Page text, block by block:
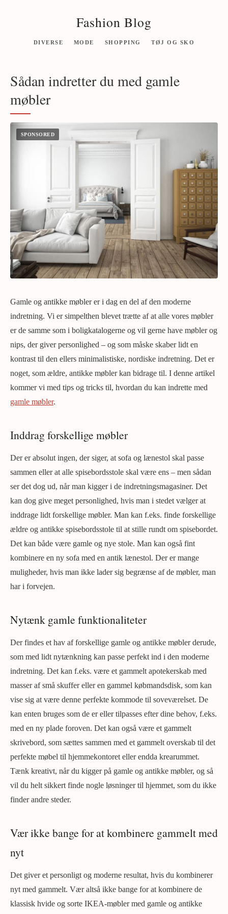
Fashion Blog
DIVERSE MODE SHOPPING TØJ OG SKO
Sådan indretter du med gamle
møbler
Gamle og antikke møbler er i dag en del af den moderne
indretning. Vi er simpelthen blevet trætte af at alle vores møbler
er de samme som i boligkatalogerne og vil gerne have møbler og
nips, der giver personlighed – og som måske skaber lidt en
kontrast til den ellers minimalistiske, nordiske indretning. Det er
noget, som ældre, antikke møbler kan bidrage til. I denne artikel
kommer vi med tips og tricks til, hvordan du kan indrette med
gamle møbler.
Inddrag forskellige møbler
Der er absolut ingen, der siger, at sofa og lænestol skal passe
sammen eller at alle spisebordsstole skal være ens – men sådan
ser det dog ud, når man kigger i de indretningsmagasiner. Det
kan dog give meget personlighed, hvis man i stedet vælger at
inddrage lidt forskellige møbler. Man kan f.eks. finde forskellige
ældre og antikke spisebordsstole til at stille rundt om spisebordet.
Det kan både være gamle og nye stole. Man kan også fint
kombinere en ny sofa med en antik lænestol. Der er mange
muligheder, hvis man ikke lader sig begrænse af de møbler, man
har i forvejen.
Nytænk gamle funktionaliteter
Der findes et hav af forskellige gamle og antikke møbler derude,
som med lidt nytænkning kan passe perfekt ind i den moderne
indretning. Det kan f.eks. være et gammelt apotekerskab med
masser af små skuffer eller en gammel købmandsdisk, som kan
vise sig at være denne perfekte kommode til soveværelset. De
kan enten bruges som de er eller tilpasses efter dine behov, f.eks.
med en ny plade foroven. Det kan også være et gammelt
skrivebord, som sættes sammen med et gammelt overskab til det
perfekte møbel til hjemmekontoret eller endda krearummet.
Tænk kreativt, når du kigger på gamle og antikke møbler, og så
vil du helt sikkert finde nogle løsninger til hjemmet, som du ikke
finder andre steder.
Vær ikke bange for at kombinere gammelt med
nyt
Det giver et personligt og moderne resultat, hvis du kombinerer
nyt med gammelt. Vær altså ikke bange for at kombinere de
klassisk hvide og sorte IKEA-møbler med gamle og antikke